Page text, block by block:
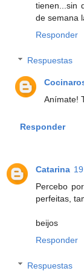
tienen...sin
de semana
Responder
Respuestas
Anímate!
Responder
Catarina
Percebo
perfeitas,
beijos
Responder
Respuestas